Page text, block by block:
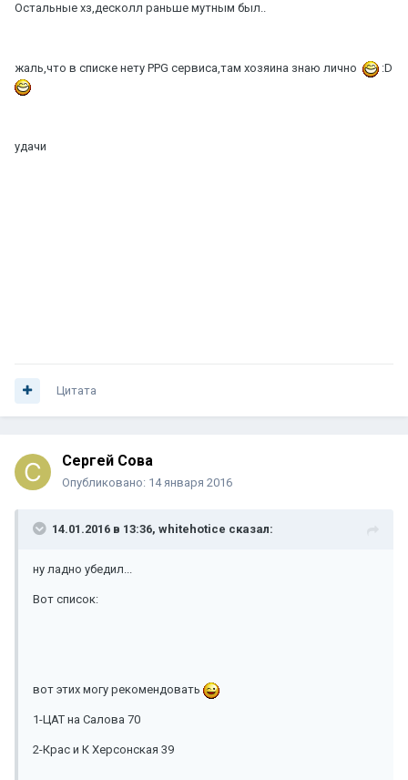
Остальные хз,десколл раньше мутным был..
жаль,что в списке нету PPG сервиса,там хозяина знаю лично :D
удачи
Цитата
Сергей Сова
Опубликовано: 14 января 2016
14.01.2016 в 13:36, whitehotice сказал:
ну ладно убедил...
Вот список:
вот этих могу рекомендовать
1-ЦАТ на Салова 70
2-Крас и К Херсонская 39